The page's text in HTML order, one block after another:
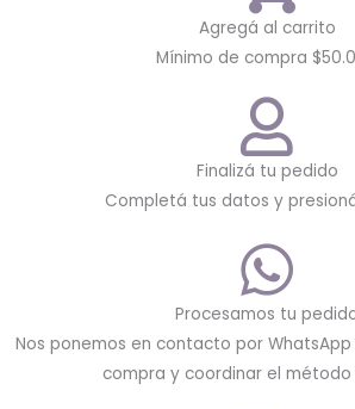
Agregá al carrito
Mínimo de compra
Finalizá tu pedido
Completá tus datos y
Procesamos tu
Nos ponemos en contacto por
compra y coordinar el método